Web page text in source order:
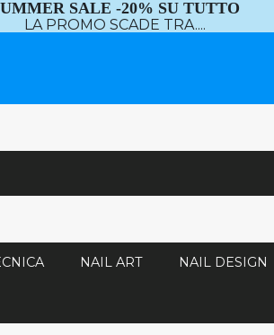
SALE -20% SU TUTTO
LA PROMO SCADE TRA....
NAIL ART NAIL DESIGN